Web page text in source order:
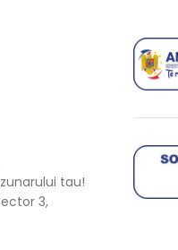
tau!
3,